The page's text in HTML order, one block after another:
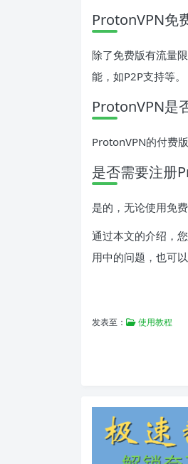
ProtonVPN免
除了免费版有流量
能，如P2P支持等。
ProtonVPN是
ProtonVPN的付费
是否需要注册
是的，无论使用免
通过本文的介绍，
用中的问题，也可
发表至： 使用教程